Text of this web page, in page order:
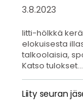
3.8.2023
Iitti-hölkkä
elokuisesta
talkoolaisia,
Katso tulokset…
Liity seuran